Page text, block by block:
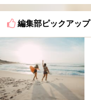
編集部ピックアップ